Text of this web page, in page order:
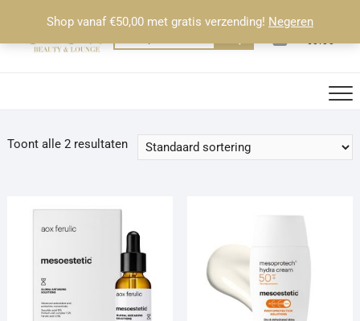
Shop vanaf €50,00 met gratis verzending! Negeren
de
naar:
0
Totaal
€0.00
Toont alle 2 resultaten